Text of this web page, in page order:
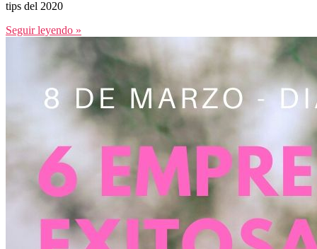
tips del 2020
Seguir leyendo »